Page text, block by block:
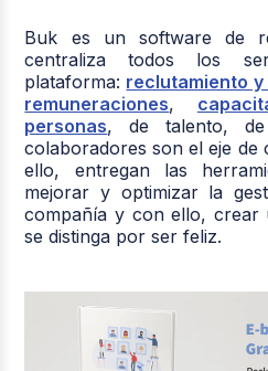
Buk es un software de
centraliza todos los
plataforma: reclutamiento
remuneraciones,
personas, de talento, de
colaboradores son el eje de
ello, entregan las
mejorar y optimizar la
compañía y con ello, crear
se distinga por ser feliz.